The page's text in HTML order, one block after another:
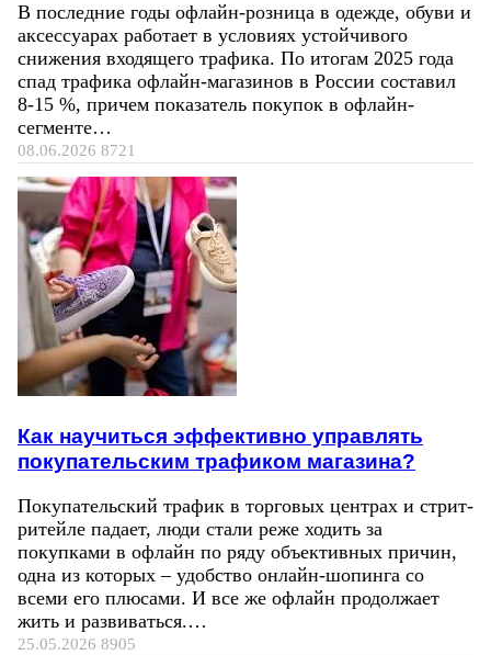
В последние годы офлайн-розница в одежде, обуви и
аксессуарах работает в условиях устойчивого
снижения входящего трафика. По итогам 2025 года
спад трафика офлайн-магазинов в России составил
8-15 %, причем показатель покупок в офлайн-
сегменте…
08.06.2026 8721
Как научиться эффективно управлять
покупательским трафиком магазина?
Покупательский трафик в торговых центрах и стрит-
ритейле падает, люди стали реже ходить за
покупками в офлайн по ряду объективных причин,
одна из которых – удобство онлайн-шопинга со
всеми его плюсами. И все же офлайн продолжает
жить и развиваться.…
25.05.2026 8905